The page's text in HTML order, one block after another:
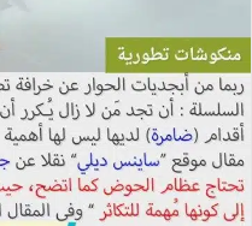
ت
و
ن
ي
ا